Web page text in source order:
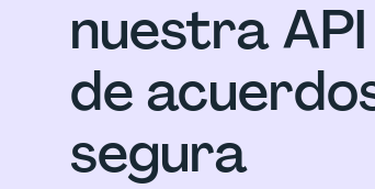
nuestra
de
segura